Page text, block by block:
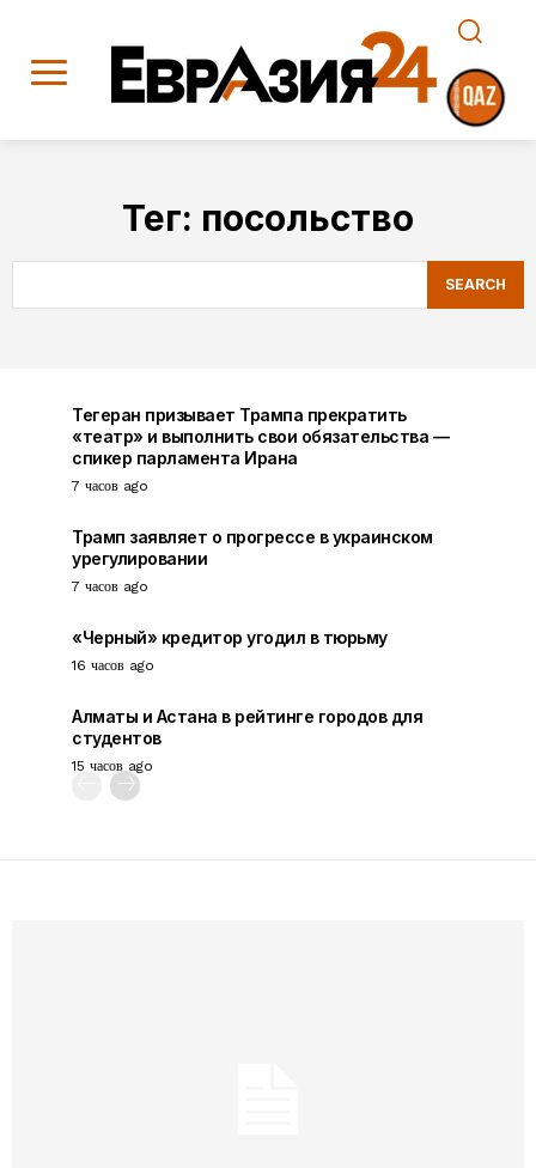
Тег: посольство
SEARCH
Тегеран призывает Трампа прекратить
«театр» и выполнить свои обязательства —
спикер парламента Ирана
7 часов ago
Трамп заявляет о прогрессе в украинском
урегулировании
7 часов ago
«Черный» кредитор угодил в тюрьму
16 часов ago
Алматы и Астана в рейтинге городов для
студентов
15 часов ago